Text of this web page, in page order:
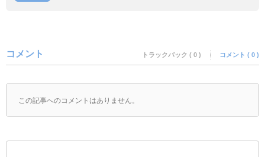
コメント トラックバック ( 0 ) コメント ( 0 )
この記事へのコメントはありません。